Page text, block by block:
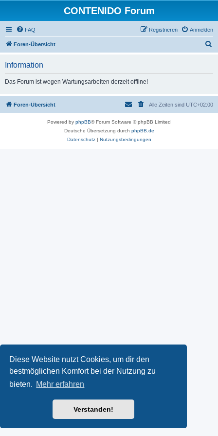
Diese Website nutzt Cookies, um dir den
bestmöglichen Komfort bei der Nutzung zu
bieten. Mehr erfahren
Verstanden!
CONTENIDO Forum
FAQ Anmelden
Registrieren
Foren-Übersicht
Information
Das Forum ist wegen Wartungsarbeiten derzeit offline!
Foren-Übersicht Alle Zeiten sind UTC+02:00
Powered by phpBB® Forum Software © phpBB Limited
Deutsche Übersetzung durch phpBB.de
Datenschutz| Nutzungsbedingungen